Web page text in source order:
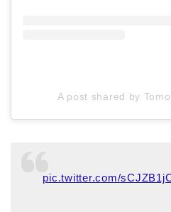
A post shared by
pic.twitter.com/